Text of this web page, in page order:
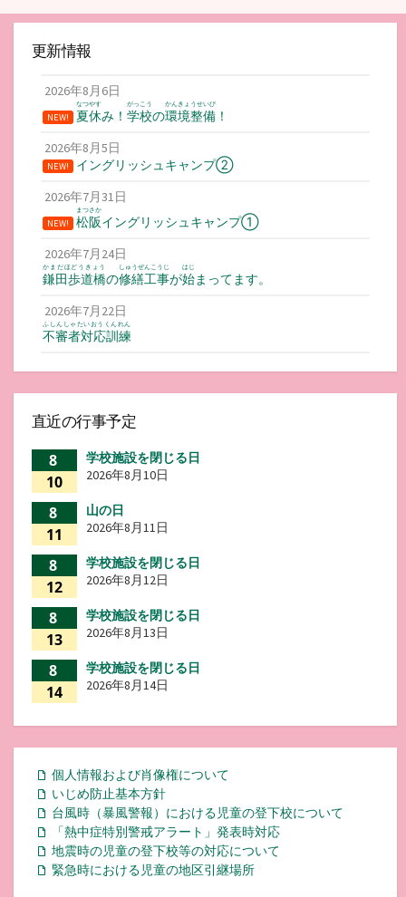
更新情報
2026年8月6日
NEW! 夏休
なつやす
み！ 学校
がっこう
の環境整備
かんきょうせいび
！
2026年8月5日
NEW!
イングリッシュキャンプ②
2026年7月31日
NEW! 松阪
まつさか
イングリッシュキャンプ①
2026年7月24日
鎌田歩道橋
かまだほどうきょう
の修繕工事
しゅうぜんこうじ
が始
はじ
まってます。
2026年7月22日
不審者対応訓練
ふしんしゃたいおうくんれん
直近の行事予定
8
10
学校施設を閉じる日
2026年8月10日
8
11
山の日
2026年8月11日
8
12
学校施設を閉じる日
2026年8月12日
8
13
学校施設を閉じる日
2026年8月13日
8
14
学校施設を閉じる日
2026年8月14日
個人情報および肖像権について
いじめ防止基本方針
台風時（暴風警報）における児童の登下校について
「熱中症特別警戒アラート」発表時対応
地震時の児童の登下校等の対応について
緊急時における児童の地区引継場所